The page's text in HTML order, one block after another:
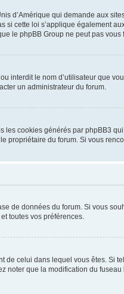
d’Amérique qui demande aux
cette loi s’applique également
le phpBB Group ne peut pas
interdit le nom d’utilisateur que
un administrateur du forum.
les cookies générés par phpBB3
propriétaire du forum. Si vous
de données du forum. Si vous
toutes vos préférences.
de celui dans lequel vous êtes.
que la modification du